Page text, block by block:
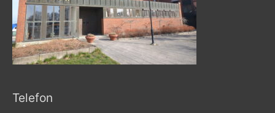
Telefon